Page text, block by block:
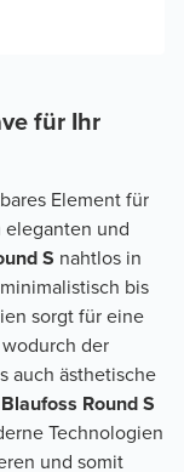
für Ihr
Element für
eleganten und
S nahtlos in
bis
sorgt für eine
der
auch ästhetische
Blaufoss Round S
Technologien
und somit